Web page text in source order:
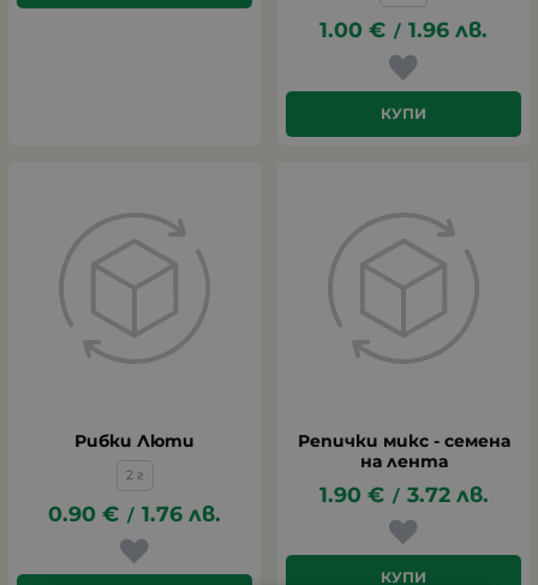
1.00 € / 1.96 лв.
КУПИ
Рибки Люти
2 г
0.90 € / 1.76 лв.
Репички микс - семена
на лента
1.90 € / 3.72 лв.
КУПИ